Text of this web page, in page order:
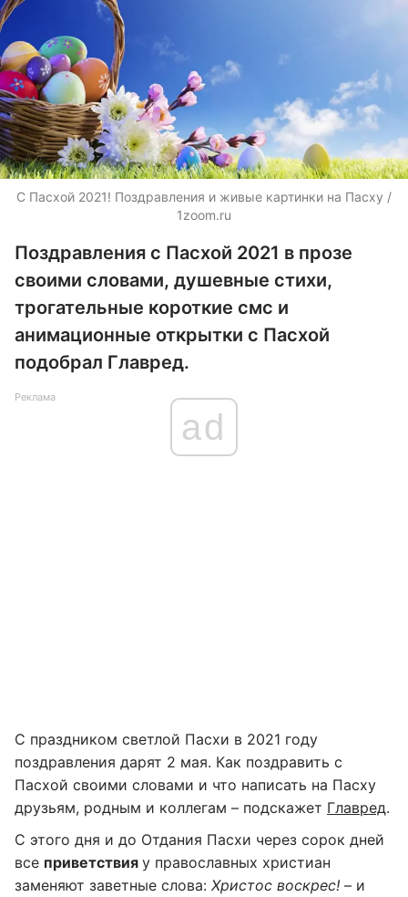
С Пасхой 2021! Поздравления и живые картинки на Пасху /
1zoom.ru
Поздравления с Пасхой 2021 в прозе
своими словами, душевные стихи,
трогательные короткие смс и
анимационные открытки с Пасхой
подобрал Главред.
Реклама
ad
С праздником светлой Пасхи в 2021 году
поздравления дарят 2 мая. Как поздравить с
Пасхой своими словами и что написать на Пасху
друзьям, родным и коллегам – подскажет Главред.
С этого дня и до Отдания Пасхи через сорок дней
все приветствия у православных христиан
заменяют заветные слова: Христос воскрес! – и